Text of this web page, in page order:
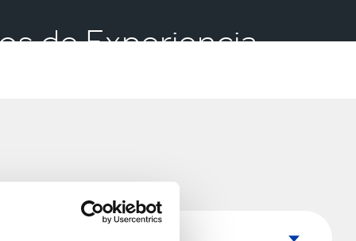
de Experiencia